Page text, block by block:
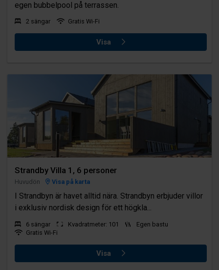
egen bubbelpool på terrassen.
2 sängar Gratis Wi-Fi
Visa
Strandby Villa 1, 6 personer
Huvudön Visa på karta
I Strandbyn är havet alltid nära. Strandbyn erbjuder villor
i exklusiv nordisk design för ett högkla...
6 sängar Kvadratmeter: 101
Egen bastu
Gratis Wi-Fi
Visa